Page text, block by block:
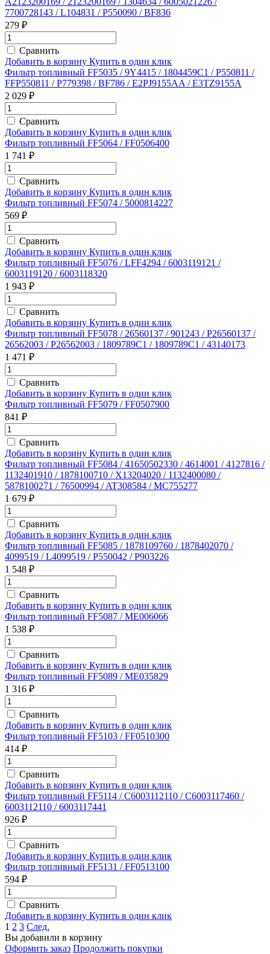
7700728143 / L104831 / P550090 / BF836
279 ₽
Сравнить
Добавить в корзину Купить в один клик
Фильтр топливный FF5035 / 9Y4415 / 1804459C1 / P550811 /
FFP550811 / P779398 / BF786 / E2PJ9155AA / E3TZ9155A
2 029 ₽
Сравнить
Добавить в корзину Купить в один клик
Фильтр топливный FF5064 / FF0506400
1 741 ₽
Сравнить
Добавить в корзину Купить в один клик
Фильтр топливный FF5074 / 5000814227
569 ₽
Сравнить
Добавить в корзину Купить в один клик
Фильтр топливный FF5076 / LFF4294 / 6003119121 /
6003119120 / 6003118320
1 943 ₽
Сравнить
Добавить в корзину Купить в один клик
Фильтр топливный FF5078 / 26560137 / 901243 / P26560137 /
26562003 / P26562003 / 1809789C1 / 1809789C1 / 43140173
1 471 ₽
Сравнить
Добавить в корзину Купить в один клик
Фильтр топливный FF5079 / FF0507900
841 ₽
Сравнить
Добавить в корзину Купить в один клик
Фильтр топливный FF5084 / 41650502330 / 4614001 / 4127816 /
1132401910 / 1878100710 / X13204020 / 1132400080 /
5878100271 / 76500994 / AT308584 / MC755277
1 679 ₽
Сравнить
Добавить в корзину Купить в один клик
Фильтр топливный FF5085 / 1878109760 / 1878402070 /
4099519 / L4099519 / P550042 / P903226
1 548 ₽
Сравнить
Добавить в корзину Купить в один клик
Фильтр топливный FF5087 / ME006066
1 538 ₽
Сравнить
Добавить в корзину Купить в один клик
Фильтр топливный FF5089 / ME035829
1 316 ₽
Сравнить
Добавить в корзину Купить в один клик
Фильтр топливный FF5103 / FF0510300
414 ₽
Сравнить
Добавить в корзину Купить в один клик
Фильтр топливный FF5114 / C6003112110 / C6003117460 /
6003112110 / 6003117441
926 ₽
Сравнить
Добавить в корзину Купить в один клик
Фильтр топливный FF5131 / FF0513100
594 ₽
Сравнить
Добавить в корзину Купить в один клик
1 2 3 След.
Вы добавили в корзину
Оформить заказ Продолжить покупки